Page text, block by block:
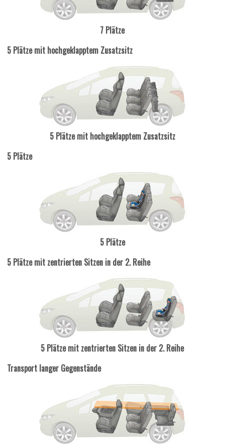
7 Plätze
5 Plätze mit hochgeklapptem Zusatzsitz
5 Plätze mit hochgeklapptem Zusatzsitz
5 Plätze
5 Plätze
5 Plätze mit zentrierten Sitzen in der 2. Reihe
5 Plätze mit zentrierten Sitzen in der 2. Reihe
Transport langer Gegenstände